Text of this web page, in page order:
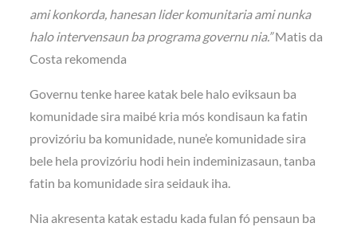
ami konkorda, hanesan lider komunitaria ami nunka
halo intervensaun ba programa governu nia.”Matis da
Costa rekomenda
Governu tenke haree katak bele halo eviksaun ba
komunidade sira maibé kria mós kondisaun ka fatin
provizóriu ba komunidade, nune’e komunidade sira
bele hela provizóriu hodi hein indeminizasaun, tanba
fatin ba komunidade sira seidauk iha.
Nia akresenta katak estadu kada fulan fó pensaun ba